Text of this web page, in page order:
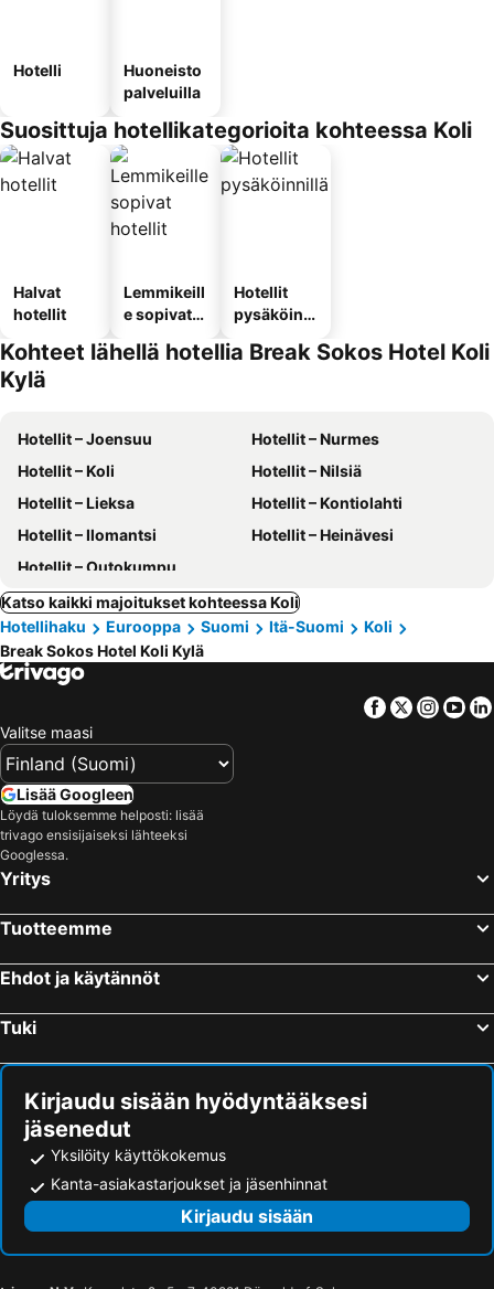
Hotelli
Huoneisto
palveluilla
Suosittuja hotellikategorioita kohteessa Koli
Halvat
hotellit
Lemmikeill
e sopivat
Hotellit
pysäköinni
Kohteet lähellä hotellia Break Sokos Hotel Koli
Kylä
Hotellit – Joensuu
Hotellit – Nurmes
Hotellit – Koli
Hotellit – Nilsiä
Hotellit – Lieksa
Hotellit – Kontiolahti
Hotellit – Ilomantsi
Hotellit – Heinävesi
Hotellit – Outokumpu
Katso kaikki majoitukset kohteessa Koli
Hotellihaku
Eurooppa Suomi Itä-Suomi
Koli
Break Sokos Hotel Koli Kylä
Facebook
Twitter
Valitse maasi
Lisää Googleen
Löydä tuloksemme helposti: lisää
trivago ensisijaiseksi lähteeksi
Googlessa.
Yritys
Tuotteemme
Ehdot ja käytännöt
Tuki
Kirjaudu sisään hyödyntääksesi
jäsenedut
Yksilöity käyttökokemus
Kanta-asiakastarjoukset ja jäsenhinnat
Kirjaudu sisään